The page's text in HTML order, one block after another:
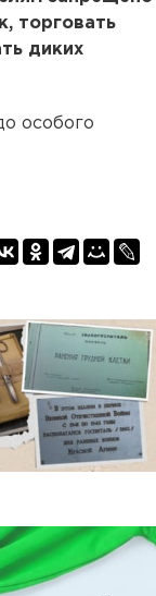
торговать
диких
особого